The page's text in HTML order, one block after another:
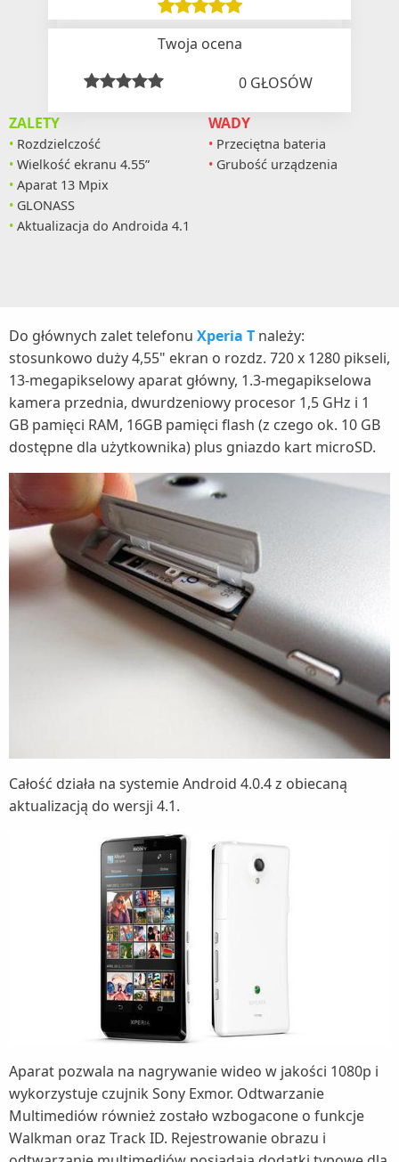
Twoja ocena
0GŁOSÓW
ZALETY
Rozdzielczość
Wielkość ekranu 4.55”
Aparat 13 Mpix
GLONASS
Aktualizacja do Androida 4.1
WADY
Przeciętna bateria
Grubość urządzenia
Do głównych zalet telefonu Xperia T należy:
stosunkowo duży 4,55" ekran o rozdz. 720 x 1280 pikseli,
13-megapikselowy aparat główny, 1.3-megapikselowa
kamera przednia, dwurdzeniowy procesor 1,5 GHz i 1
GB pamięci RAM, 16GB pamięci flash (z czego ok. 10 GB
dostępne dla użytkownika) plus gniazdo kart microSD.
Całość działa na systemie Android 4.0.4 z obiecaną
aktualizacją do wersji 4.1.
Aparat pozwala na nagrywanie wideo w jakości 1080p i
wykorzystuje czujnik Sony Exmor. Odtwarzanie
Multimediów również zostało wzbogacone o funkcje
Walkman oraz Track ID. Rejestrowanie obrazu i